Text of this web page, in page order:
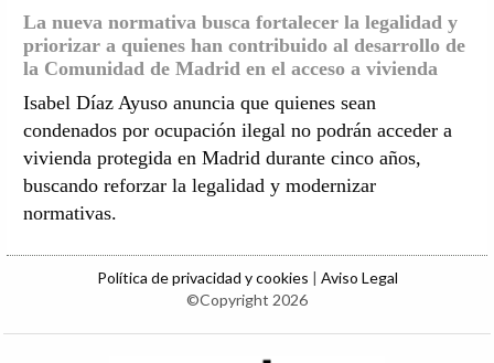
La nueva normativa busca fortalecer la legalidad y
priorizar a quienes han contribuido al desarrollo de
la Comunidad de Madrid en el acceso a vivienda
Isabel Díaz Ayuso anuncia que quienes sean
condenados por ocupación ilegal no podrán acceder a
vivienda protegida en Madrid durante cinco años,
buscando reforzar la legalidad y modernizar
normativas.
Política de privacidad y cookies | Aviso Legal
©Copyright 2026